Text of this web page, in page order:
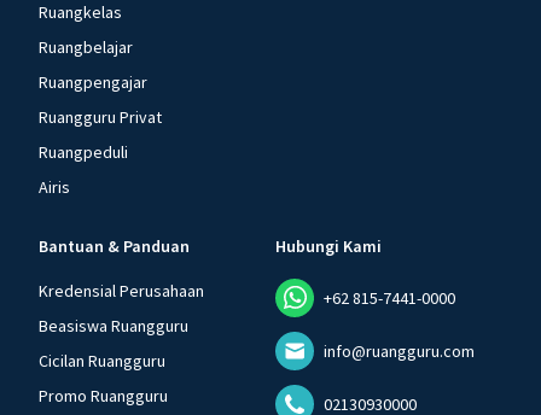
Ruangkelas
Ruangbelajar
Ruangpengajar
Ruangguru Privat
Ruangpeduli
Airis
Bantuan & Panduan
Kredensial Perusahaan
Beasiswa Ruangguru
Cicilan Ruangguru
Promo Ruangguru
Hubungi Kami
+62 815-7441-0000
info@ruangguru.com
02130930000